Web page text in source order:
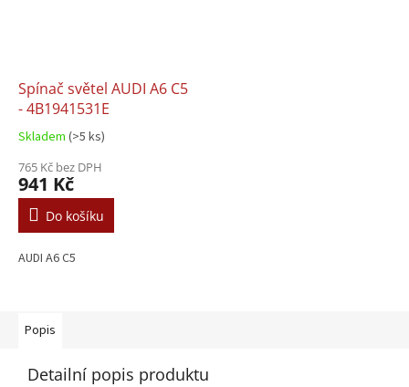
Spínač světel AUDI A6 C5
- 4B1941531E
Skladem (>5 ks)
765 Kč bez DPH
941 Kč
Do košíku
AUDI A6 C5
Popis
Detailní popis produktu